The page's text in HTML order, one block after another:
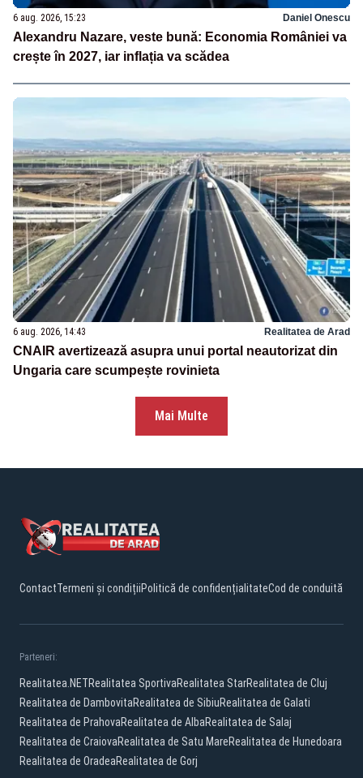
6 aug. 2026, 15:23 Daniel Onescu
Alexandru Nazare, veste bună: Economia României va
crește în 2027, iar inflația va scădea
6 aug. 2026, 14:43 Realitatea de Arad
CNAIR avertizează asupra unui portal neautorizat din
Ungaria care scumpește rovinieta
Mai Multe
ContactTermeni și condițiiPolitică de confidențialitateCod de conduită
Parteneri:
Realitatea.NETRealitatea SportivaRealitatea StarRealitatea de Cluj
Realitatea de DambovitaRealitatea de SibiuRealitatea de Galati
Realitatea de PrahovaRealitatea de AlbaRealitatea de Salaj
Realitatea de CraiovaRealitatea de Satu MareRealitatea de Hunedoara
Realitatea de OradeaRealitatea de Gorj